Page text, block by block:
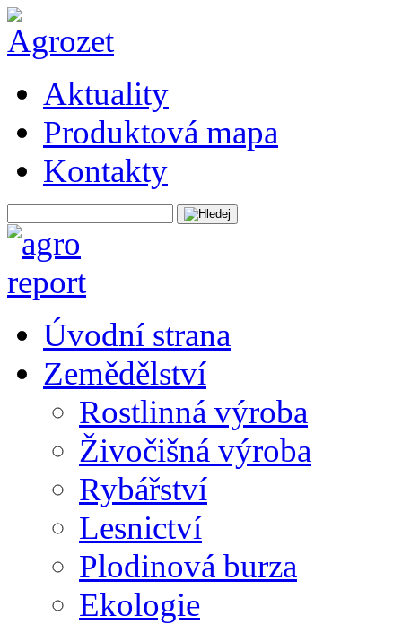
Aktuality
Produktová mapa
Kontakty
Úvodní strana
Zemědělství
Rostlinná výroba
Živočišná výroba
Rybářství
Lesnictví
Plodinová burza
Ekologie